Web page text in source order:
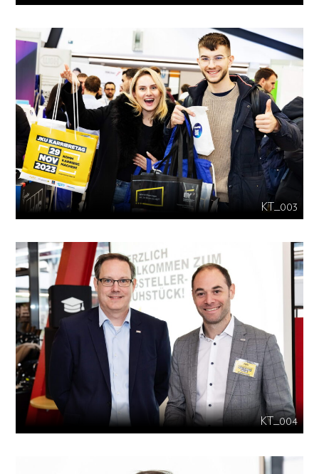
KT_003
KT_004